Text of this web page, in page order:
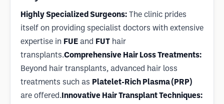
Highly Specialized Surgeons: The clinic prides
itself on providing specialist doctors with extensive
expertise in FUE and FUT hair
transplants.Comprehensive Hair Loss Treatments:
Beyond hair transplants, advanced hair loss
treatments such as Platelet-Rich Plasma (PRP)
are offered. Innovative Hair Transplant Techniques: